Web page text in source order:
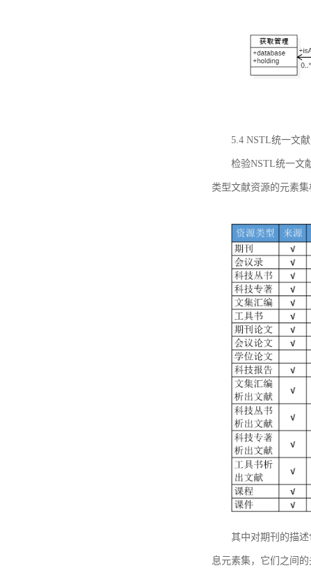
5.4 NSTL统一文
检验NSTL统一文
类型文献资源的元素
其中对期刊的描
息元素集，它们之间